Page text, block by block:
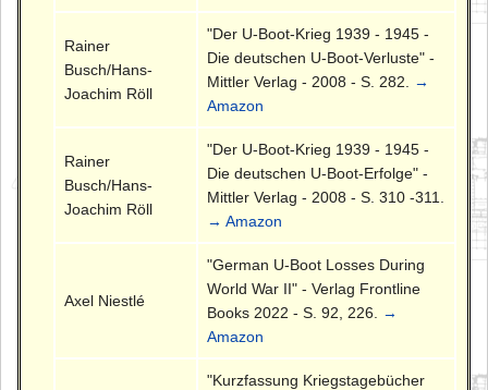
Rainer
Busch/Hans-
Joachim Röll
"Der U-Boot-Krieg 1939 - 1945 -
Die deutschen U-Boot-Verluste" -
Mittler Verlag - 2008 - S. 282.
→
Amazon
Rainer
Busch/Hans-
Joachim Röll
"Der U-Boot-Krieg 1939 - 1945 -
Die deutschen U-Boot-Erfolge" -
Mittler Verlag - 2008 - S. 310 -311.
→ Amazon
Axel Niestlé
"German U-Boot Losses During
World War II" - Verlag Frontline
Books 2022 - S. 92, 226.
→
Amazon
"Kurzfassung Kriegstagebücher